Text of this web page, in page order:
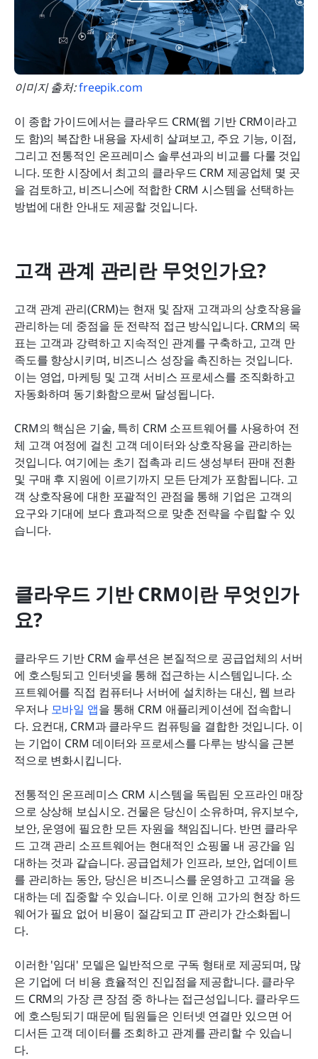
이미지 출처: freepik.com
이 종합 가이드에서는 클라우드 CRM(웹 기반 CRM이라고
도 함)의 복잡한 내용을 자세히 살펴보고, 주요 기능, 이점,
그리고 전통적인 온프레미스 솔루션과의 비교를 다룰 것입
니다. 또한 시장에서 최고의 클라우드 CRM 제공업체 몇 곳
을 검토하고, 비즈니스에 적합한 CRM 시스템을 선택하는
방법에 대한 안내도 제공할 것입니다.
고객 관계 관리란 무엇인가요?
고객 관계 관리(CRM)는 현재 및 잠재 고객과의 상호작용을
관리하는 데 중점을 둔 전략적 접근 방식입니다. CRM의 목
표는 고객과 강력하고 지속적인 관계를 구축하고, 고객 만
족도를 향상시키며, 비즈니스 성장을 촉진하는 것입니다.
이는 영업, 마케팅 및 고객 서비스 프로세스를 조직화하고
자동화하며 동기화함으로써 달성됩니다.
CRM의 핵심은 기술, 특히 CRM 소프트웨어를 사용하여 전
체 고객 여정에 걸친 고객 데이터와 상호작용을 관리하는
것입니다. 여기에는 초기 접촉과 리드 생성부터 판매 전환
및 구매 후 지원에 이르기까지 모든 단계가 포함됩니다. 고
객 상호작용에 대한 포괄적인 관점을 통해 기업은 고객의
요구와 기대에 보다 효과적으로 맞춘 전략을 수립할 수 있
습니다.
클라우드 기반 CRM이란 무엇인가
요?
클라우드 기반 CRM 솔루션은 본질적으로 공급업체의 서버
에 호스팅되고 인터넷을 통해 접근하는 시스템입니다. 소
프트웨어를 직접 컴퓨터나 서버에 설치하는 대신, 웹 브라
우저나 모바일 앱을 통해 CRM 애플리케이션에 접속합니
다. 요컨대, CRM과 클라우드 컴퓨팅을 결합한 것입니다. 이
는 기업이 CRM 데이터와 프로세스를 다루는 방식을 근본
적으로 변화시킵니다.
전통적인 온프레미스 CRM 시스템을 독립된 오프라인 매장
으로 상상해 보십시오. 건물은 당신이 소유하며, 유지보수,
보안, 운영에 필요한 모든 자원을 책임집니다. 반면 클라우
드 고객 관리 소프트웨어는 현대적인 쇼핑몰 내 공간을 임
대하는 것과 같습니다. 공급업체가 인프라, 보안, 업데이트
를 관리하는 동안, 당신은 비즈니스를 운영하고 고객을 응
대하는 데 집중할 수 있습니다. 이로 인해 고가의 현장 하드
웨어가 필요 없어 비용이 절감되고 IT 관리가 간소화됩니
다.
이러한 '임대' 모델은 일반적으로 구독 형태로 제공되며, 많
은 기업에 더 비용 효율적인 진입점을 제공합니다. 클라우
드 CRM의 가장 큰 장점 중 하나는 접근성입니다. 클라우드
에 호스팅되기 때문에 팀원들은 인터넷 연결만 있으면 어
디서든 고객 데이터를 조회하고 관계를 관리할 수 있습니
다.